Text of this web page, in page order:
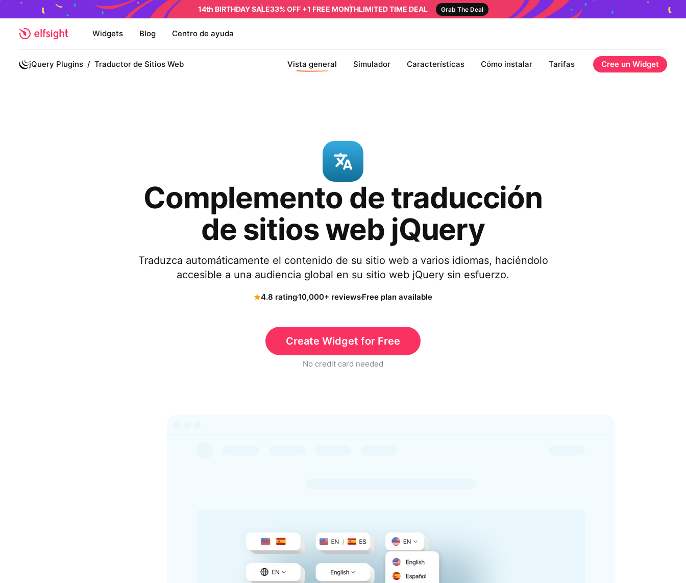
14th BIRTHDAY SALE33% OFF +1 FREE MONTHLIMITED TIME DEAL Grab The Deal
Widgets Blog Centro de ayuda
jQuery Plugins / Traductor de Sitios Web Vista general Simulador Características Cómo instalar Tarifas Cree un Widget
Complemento de traducción
de sitios web jQuery
Traduzca automáticamente el contenido de su sitio web a varios idiomas, haciéndolo
accesible a una audiencia global en su sitio web jQuery sin esfuerzo.
4.8 rating10,000+ reviewsFree plan available
Create Widget for Free
No credit card needed